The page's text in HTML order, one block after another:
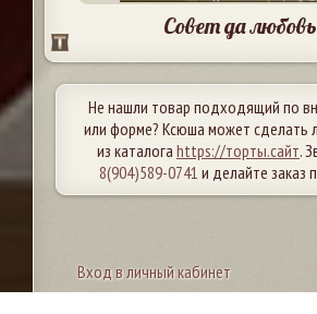
Совет да любовь
Не нашли товар подходящий по
или форме? Ксюша может сделать
из каталога https://торты.сайт.
8(904)589-0741 и делайте заказ
Вход в личный кабинет